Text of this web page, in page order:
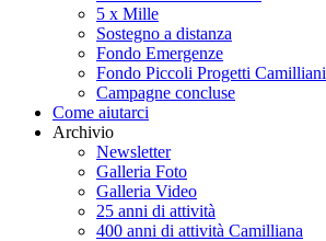
5 x Mille
Sostegno a distanza
Fondo Emergenze
Fondo Piccoli Progetti Camilliani
Campagne concluse
Come aiutarci
Archivio
Newsletter
Galleria Foto
Galleria Video
25 anni di attività
400 anni di attività Camilliana